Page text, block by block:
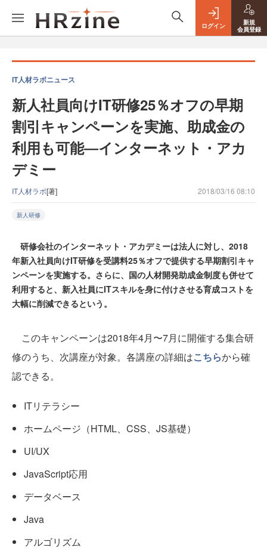
ログイン
新規
会員登録
IT人材ラボニュース
新人社員向けIT研修25％オフの早期
割引キャンペーンを実施、助成金の
利用も可能―インターネット・アカ
デミー
IT人材ラボ[著] 2018/03/16 08:10
新人研修
研修会社のインターネット・アカデミーは法人に対し、2018
年新入社員向けIT研修を受講料25％オフで提供する早期割引キャ
ンペーンを実施する。さらに、国の人材開発助成金制度も併せて
利用すると、新入社員にITスキルを身に付けさせる育成コストを
大幅に削減できるという。
このキャンペーンは2018年4月〜7月に開催する集合研
修のうち、次講座が対象。各講座の詳細はこちらから確
認できる。
ITリテラシー
ホームページ（HTML、CSS、JS基礎）
UI/UX
JavaScript応用
データベース
Java
アルゴリズム